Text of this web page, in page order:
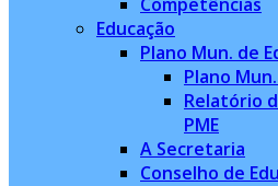
Educação
Plano Mun. de
Plano
Relatório
PME
A Secretaria
Conselho de